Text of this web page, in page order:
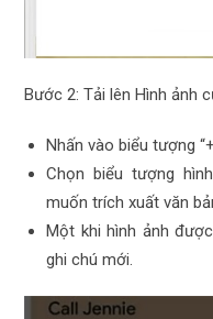
Bước 2: Tải lên Hình ảnh
Nhấn vào biểu tượng
Chọn biểu tượng
muốn trích xuất văn
Một khi hình ảnh
ghi chú mới.